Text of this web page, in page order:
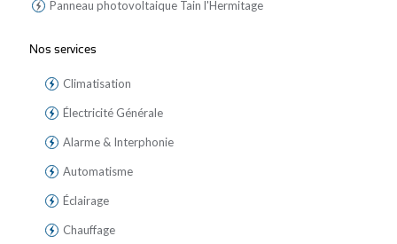
Panneau photovoltaique Tain l'Hermitage
Nos services
Climatisation
Électricité Générale
Alarme & Interphonie
Automatisme
Éclairage
Chauffage